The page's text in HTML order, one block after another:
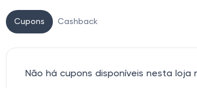
Cupons Cashback
Não há cupons disponíveis nesta loja